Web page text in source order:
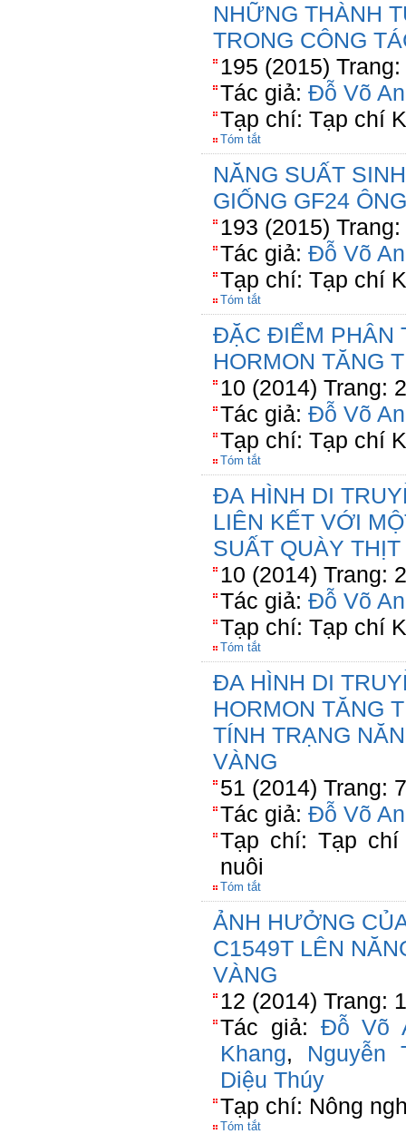
NHỮNG THÀNH
TRONG CÔNG
195 (2015)
Tác giả: Đỗ Võ
Tạp chí: Tạp chí
Tóm tắt
NĂNG SUẤT
GIỐNG GF24
193 (2015)
Tác giả: Đỗ Võ
Tạp chí: Tạp chí
Tóm tắt
ĐẶC ĐIỂM PHÂN
HORMON TĂNG
10 (2014) Trang:
Tác giả: Đỗ Võ
Tạp chí: Tạp chí
Tóm tắt
ĐA HÌNH DI
LIÊN KẾT VỚI
SUẤT QUÀY
10 (2014) Trang:
Tác giả: Đỗ Võ
Tạp chí: Tạp chí
Tóm tắt
ĐA HÌNH DI
HORMON TĂNG
TÍNH TRẠNG
VÀNG
51 (2014) Trang:
Tác giả: Đỗ Võ
Tạp chí: Tạp chí
nuôi
Tóm tắt
ẢNH HƯỞNG
C1549T LÊN
VÀNG
12 (2014) Trang:
Tác giả: Đỗ Võ
Khang, Nguyễn
Diệu Thúy
Tạp chí: Nông
Tóm tắt